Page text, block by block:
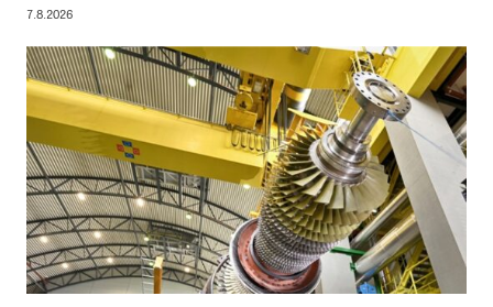
7.8.2026